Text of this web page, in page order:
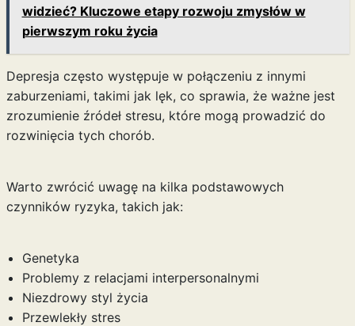
widzieć? Kluczowe etapy rozwoju zmysłów w
pierwszym roku życia
Depresja często występuje w połączeniu z innymi
zaburzeniami, takimi jak lęk, co sprawia, że ważne jest
zrozumienie źródeł stresu, które mogą prowadzić do
rozwinięcia tych chorób.
Warto zwrócić uwagę na kilka podstawowych
czynników ryzyka, takich jak:
Genetyka
Problemy z relacjami interpersonalnymi
Niezdrowy styl życia
Przewlekły stres